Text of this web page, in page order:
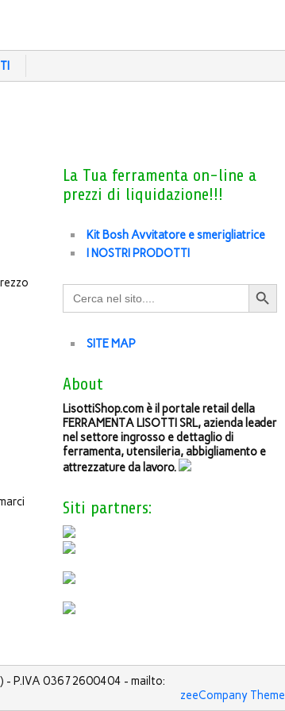
La Tua ferramenta on-line a
prezzi di liquidazione!!!
Kit Bosh Avvitatore e smerigliatrice
I NOSTRI PRODOTTI
Search
for:
Search Button
SITE MAP
About
LisottiShop.com è il portale retail della
FERRAMENTA LISOTTI SRL, azienda leader
nel settore ingrosso e dettaglio di
ferramenta, utensileria, abbigliamento e
attrezzature da lavoro.
Siti partners:
- P.IVA 03672600404 - mailto:
zeeCompany Theme